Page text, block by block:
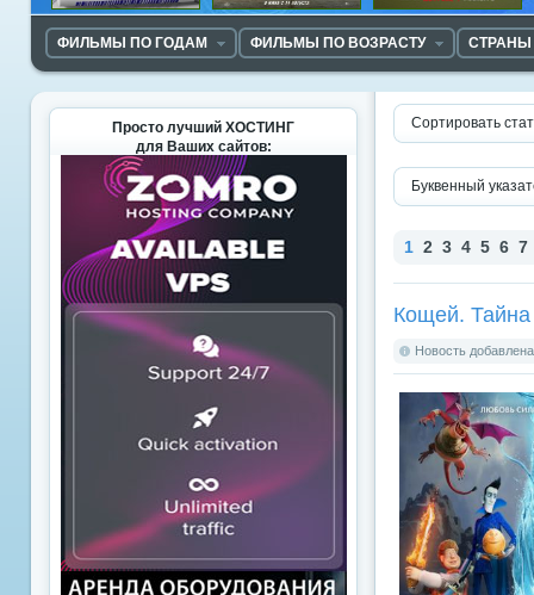
ФИЛЬМЫ ПО ГОДАМ ФИЛЬМЫ ПО ВОЗРАСТУ
Сортировать
Буквенный
1 2 3 4 5 6 7
Кощей.
Новость
Просто лучший ХОСТИНГ
для Ваших сайтов: